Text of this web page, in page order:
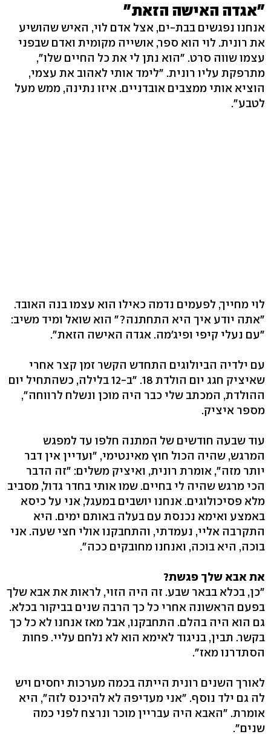
"אגדה האישה הזאת"
אנחנו נפגשים בבת-ים, אצל אדם לוי, האיש שהושיע
את רונית. לוי הוא ספר, אושייה מקומית ואדם שבפני
עצמו שווה סרט. "הוא נתן לי את כל החיים שלו",
מתרפקת עליו רונית. "לימד אותי לאהוב את עצמי,
הוציא אותי ממצבים אובדניים. איזו נתינה, ממש מעל
לטבע".
לוי מחייך, לפעמים נדמה כאילו הוא עצמו בנה האובד.
"אתה יודע איך היא התחתנה?" הוא שואל ומיד משיב:
"עם נעלי קיפי ופיג'מה. אגדה האישה הזאת".
עם ילדיה הביולוגים התחדש הקשר זמן קצר אחרי
שאיציק חגג יום הולדת 18. "ב-12 בלילה, כשהתחיל יום
ההולדת, המכתב שלי כבר היה מוכן ונשלח לרווחה",
מספר איציק.
עוד שבעה חודשים של המתנה חלפו עד למפגש
המרגש, שהיה הכול חוץ מאינטימי, "ועדיין אין דבר
יותר מזה", אומרת רונית, ואיציק משלים: "זה הדבר
הכי מרגש שהיה לי בחיים. שמו אותי בחדר גדול, מסביב
מלא פסיכולוגים. אנחנו יושבים במעגל, אני על כיסא
באמצע ואימא נכנסת עם בעלה באותם ימים. היא
התקרבה אליי, נעמדתי, והתחבקנו אולי חצי שעה. אני
בוכה, היא בוכה, ואנחנו מחובקים ככה".
את אבא שלך פגשת?
"כן, בכלא בבאר שבע. זה היה הזוי, לראות את אבא שלך
בפעם הראשונה אחרי כל כך הרבה שנים בביקור בכלא.
גם הוא היה בהלם. התחבקנו, אבל מאז אנחנו לא כל כך
בקשר. תבין, בניגוד לאימא הוא לא נלחם עליי. פחות
הסתדרנו מאז".
לאורך השנים רונית הייתה בכמה מערכות יחסים ויש
לה גם ילד נוסף. "אני מעדיפה לא להיכנס לזה", היא
אומרת. "האבא היה עבריין מוכר ונרצח לפני כמה
שנים".